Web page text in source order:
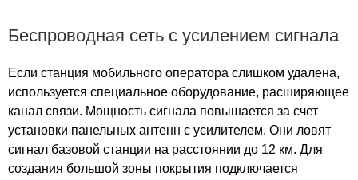
Сокол Плаза
Сокол-центр
Солнечный
Солнечный Рай
Солнцево
Солярис
Беспроводная сеть с усилением сигнала
Если станция мобильного оператора слишком удалена,
используется специальное оборудование, расширяющее
канал связи. Мощность сигнала повышается за счет
установки панельных антенн с усилителем. Они ловят
сигнал базовой станции на расстоянии до 12 км. Для
создания большой зоны покрытия подключается